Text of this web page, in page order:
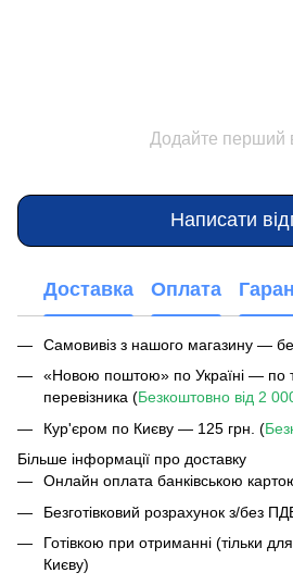
Додайте перший
Написати
Доставка Оплата
Самовивіз з нашого магазину —
«Новою поштою» по Україні — по
перевізника (Безкоштовно від 2
Кур'єром по Києву — 125 грн. (
Більше інформації про доставку
Онлайн оплата банківською
Безготівковий розрахунок з/без
Готівкою при отриманні (тільки
Києву)